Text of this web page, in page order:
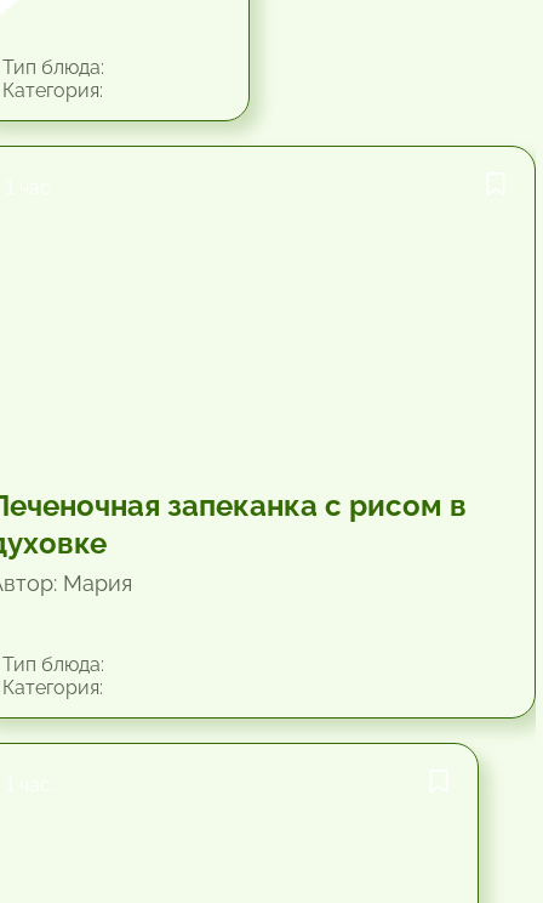
блюда:
запеканка с рисом в
Мария
блюда: